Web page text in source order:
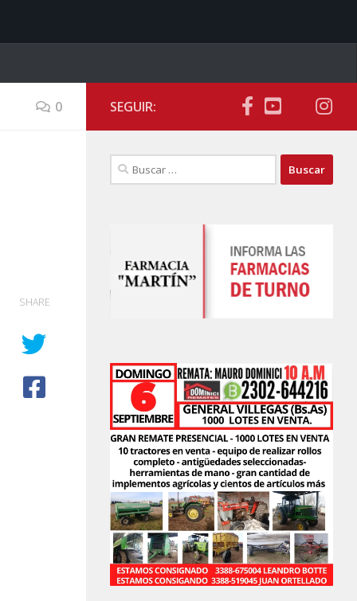
0
SHARE
SEGUIR:
Buscar: